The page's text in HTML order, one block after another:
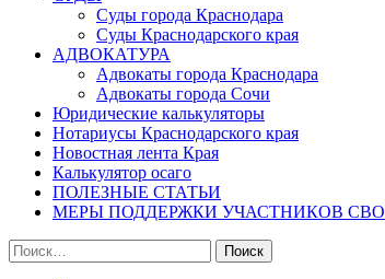
Суды города Краснодара
Суды Краснодарского края
АДВОКАТУРА
Адвокаты города Краснодара
Адвокаты города Сочи
Юридические калькуляторы
Нотариусы Краснодарского края
Новостная лента Края
Калькулятор осаго
ПОЛЕЗНЫЕ СТАТЬИ
МЕРЫ ПОДДЕРЖКИ УЧАСТНИКОВ СВО
Найти: